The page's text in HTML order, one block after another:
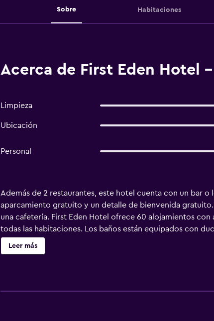
Sobre Habitaciones
Acerca de First Eden Hotel
Limpieza
Ubicación
Personal
Además de 2 restaurantes, este hotel cuenta con un bar
aparcamiento gratuito y un detalle de bienvenida
una cafetería. First Eden Hotel ofrece 60 alojamientos
todas las habitaciones. Los baños están equipados con
hotel en Hanói ofrece acceso a Internet por cable y wifi
de negocios se incluyen escritorio, periódicos gratuitos y
Leer más